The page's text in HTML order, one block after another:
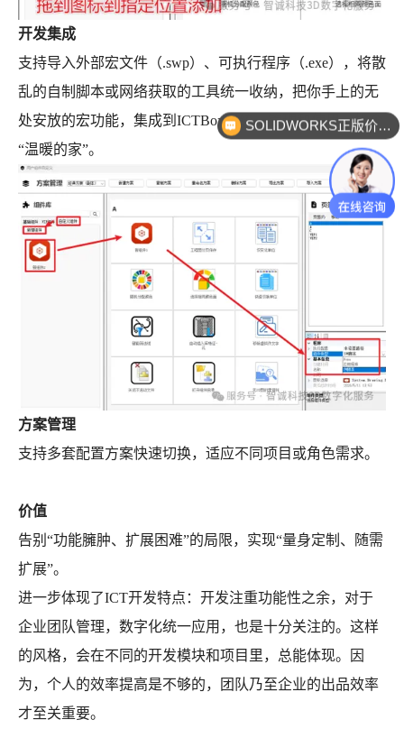
开发集成
支持导入外部宏文件（.swp）、可执行程序（.exe），将散
乱的自制脚本或网络获取的工具统一收纳，把你手上的无
处安放的宏功能，集成到ICTBox里统一管理和使用，找个
“温暖的家”。
方案管理
支持多套配置方案快速切换，适应不同项目或角色需求。
价值
告别“功能臃肿、扩展困难”的局限，实现“量身定制、随需
扩展”。
进一步体现了ICT开发特点：开发注重功能性之余，对于
企业团队管理，数字化统一应用，也是十分关注的。这样
的风格，会在不同的开发模块和项目里，总能体现。因
为，个人的效率提高是不够的，团队乃至企业的出品效率
才至关重要。
SOLIDWORKS正版价格？